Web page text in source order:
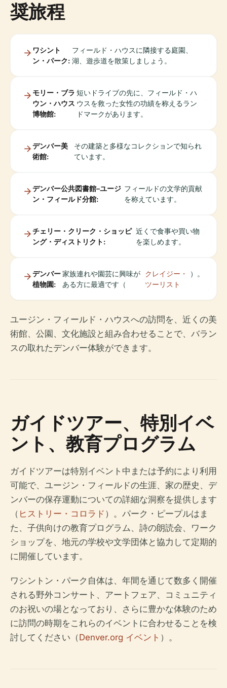
奨旅程
ワシント
ン・パーク:
フィールド・ハウスに隣接する庭園、
湖、遊歩道を散策しましょう。
モリー・ブラ
ウン・ハウス
博物館:
短いドライブの先に、フィールド・ハ
ウスを救った女性の功績を称えるラン
ドマークがあります。
デンバー美
術館:
その建築と多様なコレクションで知られ
ています。
デンバー公共図書館–ユージ
ン・フィールド分館:
フィールドの文学的貢献
を称えています。
チェリー・クリーク・ショッピ
ング・ディストリクト:
近くで食事や買い物
を楽しめます。
デンバー
植物園:
家族連れや園芸に興味が
ある方に最適です（
クレイジー・
ツーリスト
）。
ユージン・フィールド・ハウスへの訪問を、近くの美
術館、公園、文化施設と組み合わせることで、バラン
スの取れたデンバー体験ができます。
ガイドツアー、特別イベ
ント、教育プログラム
ガイドツアーは特別イベント中または予約により利用
可能で、ユージン・フィールドの生涯、家の歴史、デ
ンバーの保存運動についての詳細な洞察を提供します
（ ヒストリー・コロラド ）。パーク・ピープルはま
た、子供向けの教育プログラム、詩の朗読会、ワーク
ショップを、地元の学校や文学団体と協力して定期的
に開催しています。
ワシントン・パーク自体は、年間を通じて数多く開催
される野外コンサート、アートフェア、コミュニティ
のお祝いの場となっており、さらに豊かな体験のため
に訪問の時期をこれらのイベントに合わせることを検
討してください（Denver.org イベント ）。